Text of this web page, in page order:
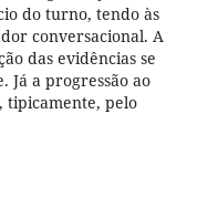
do turno, tendo às
conversacional. A
das evidências se
a progressão ao
tipicamente, pelo